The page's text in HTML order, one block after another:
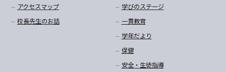
アクセスマップ
校長先生のお話
学びのステージ
一貫教育
学年だより
保健
安全・生徒指導